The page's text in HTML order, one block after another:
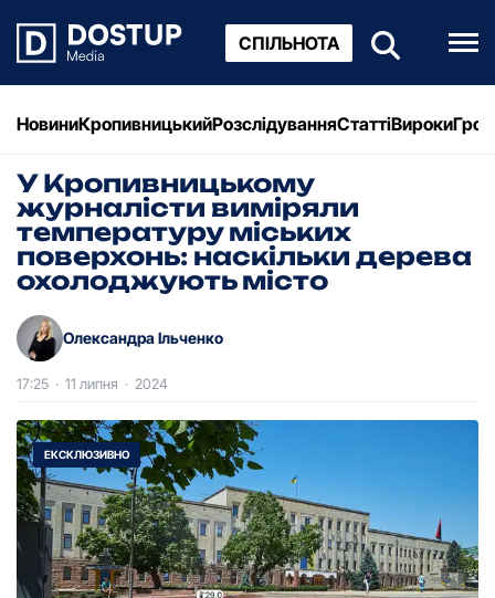
СПІЛЬНОТА
НовиниКропивницькийРозслідуванняСтаттіВироки
У Кропивницькому
журналісти виміряли
температуру міських
поверхонь: наскільки дерева
охолоджують місто
Олександра Ільченко
17:25 · 11 липня · 2024